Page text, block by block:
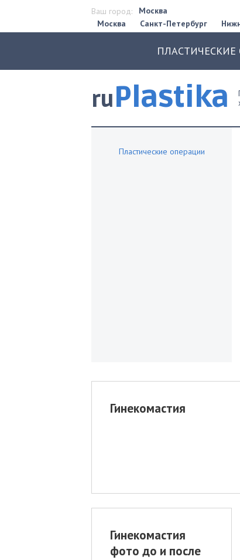
Ваш город:
Москва
Москва
Санкт-Петербург
ruPlastika
Пластические операции
Гинекомастия
Гинекомастия
фото до и после